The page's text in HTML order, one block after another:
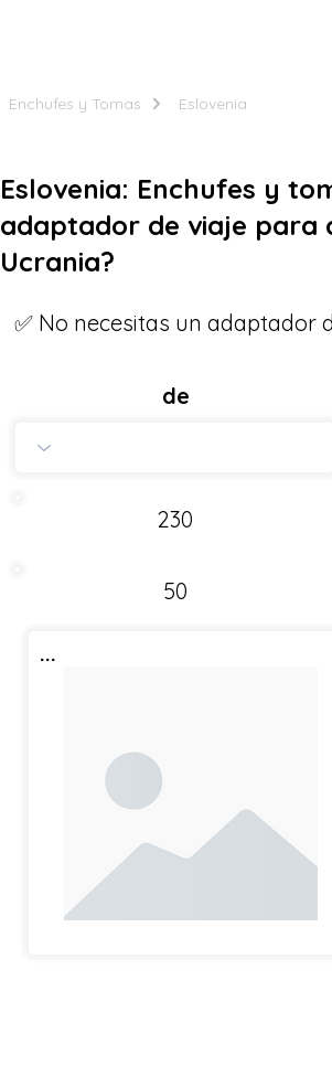
Enchufes y Tomas Eslovenia
Eslovenia: Enchufes y
adaptador de viaje para
Ucrania?
✅ No necesitas un adaptador
de
230
50
...